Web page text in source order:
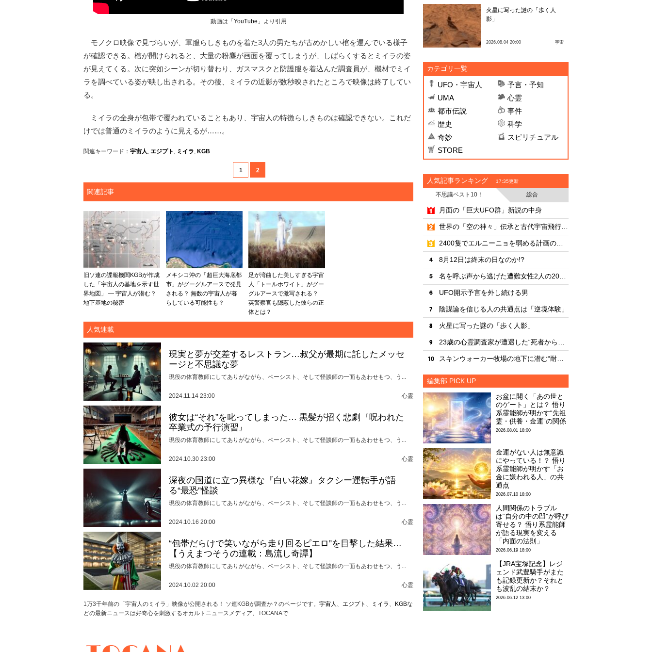
動画は「 YouTube 」より引用
モノクロ映像で見づらいが、軍服らしきものを着た3人の男たちが古めかしい棺を運んでいる様子
が確認できる。棺が開けられると、大量の粉塵が画面を覆ってしまうが、しばらくするとミイラの姿
が見えてくる。次に突如シーンが切り替わり、ガスマスクと防護服を着込んだ調査員が、機材でミイ
ラを調べている姿が映し出される。その後、ミイラの近影が数秒映されたところで映像は終了してい
る。
ミイラの全身が包帯で覆われていることもあり、宇宙人の特徴らしきものは確認できない。これだ
けでは普通のミイラのように見えるが……。
関連キーワード： 宇宙人, エジプト , ミイラ, KGB
1 2
関連記事
旧ソ連の諜報機関KGBが作成
した「宇宙人の基地を示す世
界地図」 ― 宇宙人が潜む？
地下基地の秘密
メキシコ沖の「超巨大海底都
市」がグーグルアースで発見
される？ 無数の宇宙人が暮
らしている可能性も？
足が湾曲した美しすぎる宇宙
人「トールホワイト」がグー
グルアースで激写される？
英警察官も隠蔽した彼らの正
体とは？
人気連載
現実と夢が交差するレストラン…叔父が最期に託したメッセ
ージと不思議な夢
現役の体育教師にしてありがながら、ベーシスト、そして怪談師の一面もあわせもつ、う...
2024.11.14 23:00 心霊
彼女は“それ”を叱ってしまった… 黒髪が招く悲劇『呪われた
卒業式の予行演習』
現役の体育教師にしてありがながら、ベーシスト、そして怪談師の一面もあわせもつ、う...
2024.10.30 23:00 心霊
深夜の国道に立つ異様な『白い花嫁』タクシー運転手が語
る“最恐”怪談
現役の体育教師にしてありがながら、ベーシスト、そして怪談師の一面もあわせもつ、う...
2024.10.16 20:00 心霊
“包帯だらけで笑いながら走り回るピエロ”を目撃した結果…
【うえまつそうの連載：島流し奇譚】
現役の体育教師にしてありがながら、ベーシスト、そして怪談師の一面もあわせもつ、う...
2024.10.02 20:00 心霊
1万3千年前の「宇宙人のミイラ」映像が公開される！ ソ連KGBが調査か？のページです。 宇宙人 、 エジプト 、 ミイラ 、 KGBな
どの最新ニュースは好奇心を刺激するオカルトニュースメディア、TOCANAで
火星に写った謎の「歩く人
影」
2026.08.04 20:00 宇宙
カテゴリ一覧
UFO・宇宙人
予言・予知
UMA
心霊
都市伝説
事件
歴史
科学
奇妙
スピリチュアル
STORE
人気記事ランキング 17:35更新
不思議ベスト10！
総合
・
月面の「巨大UFO群」新説の中身
・
・
・
8月12日は終末の日なのか!?
・
・
UFO開示予言を外し続ける男
・
陰謀論を信じる人の共通点は「逆境体験」
・
火星に写った謎の「歩く人影」
・
・
編集部 PICK UP
お盆に開く「あの世と
のゲート」とは？ 悟り
系霊能師が明かす“先祖
霊・供養・金運”の関係
2026.08.01 18:00
金運がない人は無意識
にやっている！？ 悟り
系霊能師が明かす「お
金に嫌われる人」の共
通点
2026.07.10 18:00
人間関係のトラブル
は“自分の中の凹”が呼び
寄せる？ 悟り系霊能師
が語る現実を変える
「内面の法則」
2026.06.19 18:00
【JRA宝塚記念】レジ
ェンド武豊騎手がまた
も記録更新か？それと
も波乱の結末か？
2026.06.12 13:00